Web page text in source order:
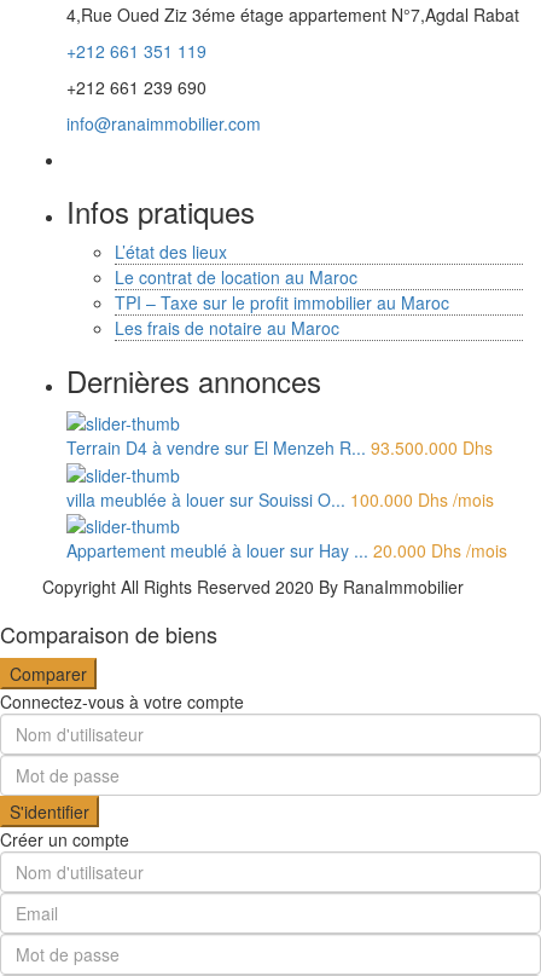
4,Rue Oued Ziz 3éme étage appartement N°7,Agdal Rabat
+212 661 351 119
+212 661 239 690
info@ranaimmobilier.com
Infos pratiques
L’état des lieux
Le contrat de location au Maroc
TPI – Taxe sur le profit immobilier au Maroc
Les frais de notaire au Maroc
Dernières annonces
Terrain D4 à vendre sur El Menzeh R... 93.500.000 Dhs
villa meublée à louer sur Souissi O... 100.000 Dhs /mois
Appartement meublé à louer sur Hay ... 20.000 Dhs /mois
Copyright All Rights Reserved 2020 By RanaImmobilier
Comparaison de biens
Comparer
Connectez-vous à votre compte
S'identifier
Créer un compte